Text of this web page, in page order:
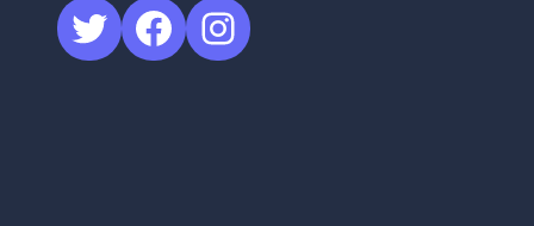
TwitterFacebook
Instagram